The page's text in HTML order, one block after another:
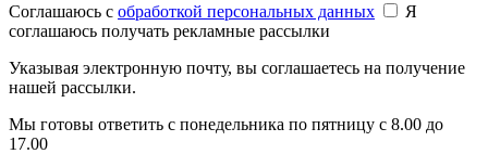
Соглашаюсь c обработкой персональных данных
Я
соглашаюсь получать рекламные рассылки
Указывая электронную почту, вы соглашаетесь на получение
нашей рассылки.
Мы готовы ответить с понедельника по пятницу с 8.00 до
17.00